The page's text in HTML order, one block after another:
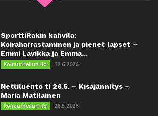
SporttiRakin kahvila:
Koiraharrastaminen ja pienet lapset –
Emmi Lavikka ja Emma...
Koiraurheilun ilo 12.6.2026
Nettiluento ti 26.5. – Kisajännitys –
Maria Matilainen
Koiraurheilun ilo 26.5.2026